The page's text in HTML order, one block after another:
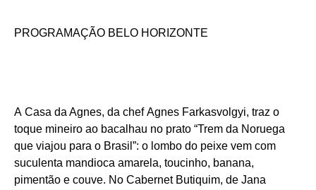
PROGRAMAÇÃO BELO HORIZONTE
A Casa da Agnes, da chef Agnes Farkasvolgyi, traz o
toque mineiro ao bacalhau no prato “Trem da Noruega
que viajou para o Brasil”: o lombo do peixe vem com
suculenta mandioca amarela, toucinho, banana,
pimentão e couve. No Cabernet Butiquim, de Jana